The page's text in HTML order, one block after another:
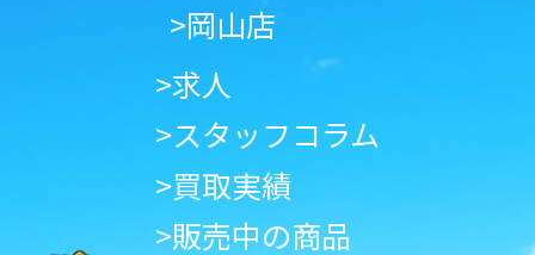
>岡山店
>求人
>スタッフコラム
>買取実績
>販売中の商品